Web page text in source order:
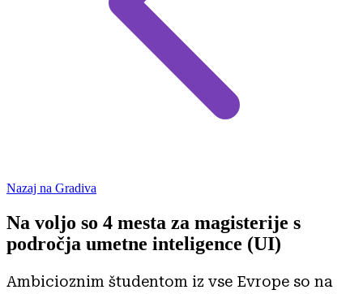
Nazaj na Gradiva
Na voljo so 4 mesta za magisterije s
področja umetne inteligence (UI)
Ambicioznim študentom iz vse Evrope so na